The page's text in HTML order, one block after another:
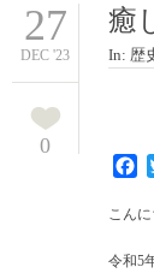
27
DEC '23
0
癒
In: 歴
こんに
令和5